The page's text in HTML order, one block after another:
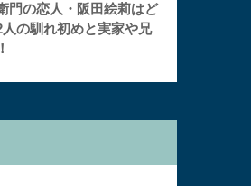
門の恋人・阪田絵莉はど
人の馴れ初めと実家や兄